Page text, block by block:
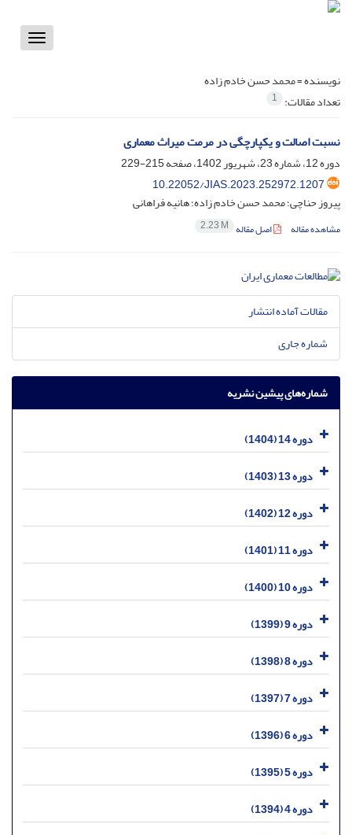
Toggle
نویسنده =محمد حسن خادم زاده
تعداد مقالات: 1
نسبت اصالت و یکپارچگی در مرمت میراث معماری
دوره 12، شماره 23، شهریور 1402، صفحه
215-229
10.22052/JIAS.2023.252972.1207
پیروز حناچی؛ محمد حسن خادم زاده؛ هانیه فراهانی
مشاهده مقاله اصل مقاله 2.23 M
مقالات آماده انتشار
شماره جاری
شماره‌های پیشین نشریه
دوره 14 (1404)
دوره 13 (1403)
دوره 12 (1402)
دوره 11 (1401)
دوره 10 (1400)
دوره 9 (1399)
دوره 8 (1398)
دوره 7 (1397)
دوره 6 (1396)
دوره 5 (1395)
دوره 4 (1394)